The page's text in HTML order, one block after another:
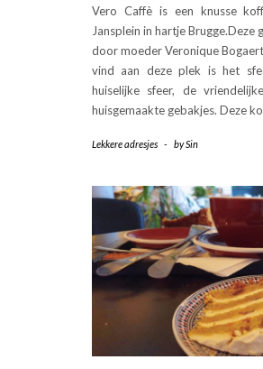
Vero Caffè is een knusse
Jansplein in hartje
door moeder Veronique
vind aan deze plek is het
huiselijke sfeer, de
huisgemaakte gebakjes. Deze
Lekkere adresjes - bySin